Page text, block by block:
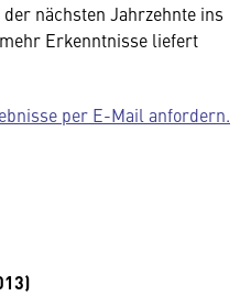
nächsten Jahrzehnte ins
Erkenntnisse liefert
per E-Mail anfordern.